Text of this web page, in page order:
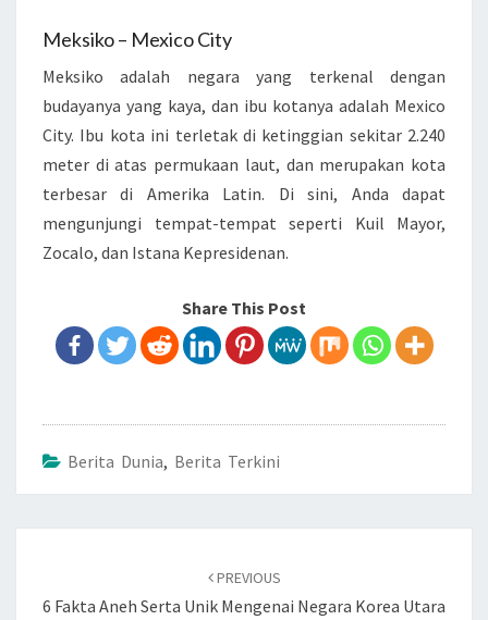
Meksiko – Mexico City
Meksiko adalah negara yang terkenal dengan
budayanya yang kaya, dan ibu kotanya adalah Mexico
City. Ibu kota ini terletak di ketinggian sekitar 2.240
meter di atas permukaan laut, dan merupakan kota
terbesar di Amerika Latin. Di sini, Anda dapat
mengunjungi tempat-tempat seperti Kuil Mayor,
Zocalo, dan Istana Kepresidenan.
Share This Post
Berita Dunia, Berita Terkini
PREVIOUS
6 Fakta Aneh Serta Unik Mengenai Negara Korea Utara